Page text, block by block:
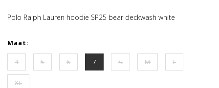
Polo Ralph Lauren hoodie SP25 bear deckwash white
Maat:
4 5 6 7 S M L
XL